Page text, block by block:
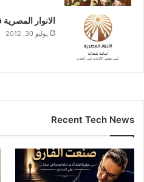
الانوار
يوليو 30, 2012
Recent Tech News